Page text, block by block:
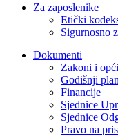
Za zaposlenike
Etički
Sigurnosno
Dokumenti
Zakoni i
Godišnji
Financije
Sjednice
Sjednice
Pravo na